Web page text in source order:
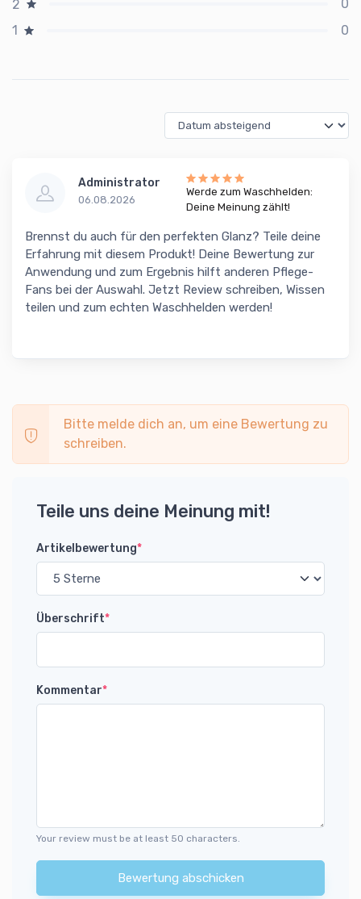
2
0
1
0
Administrator
06.08.2026
Werde zum Waschhelden:
Deine Meinung zählt!
Brennst du auch für den perfekten Glanz? Teile deine
Erfahrung mit diesem Produkt! Deine Bewertung zur
Anwendung und zum Ergebnis hilft anderen Pflege-
Fans bei der Auswahl. Jetzt Review schreiben, Wissen
teilen und zum echten Waschhelden werden!
Bitte melde dich an, um eine Bewertung zu
schreiben.
Teile uns deine Meinung mit!
Artikelbewertung*
Überschrift*
Kommentar*
Your review must be at least 50 characters.
Bewertung abschicken